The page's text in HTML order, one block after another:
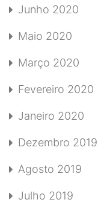
Junho 2020
Maio 2020
Março 2020
Fevereiro 2020
Janeiro 2020
Dezembro 2019
Agosto 2019
Julho 2019